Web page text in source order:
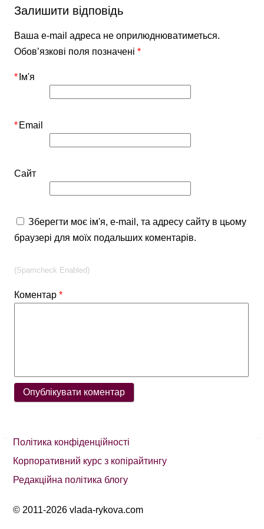
Залишити відповідь
Ваша e-mail адреса не оприлюднюватиметься.
Обов’язкові поля позначені*
Коментар*
Ім'я
*
Email
*
Сайт
Зберегти моє ім'я, e-mail, та адресу сайту в цьому
браузері для моїх подальших коментарів.
(Spamcheck Enabled)
Політика конфіденційності
Корпоративний курс з копірайтингу
Редакційна політика блогу
© 2011-2026 vlada-rykova.com